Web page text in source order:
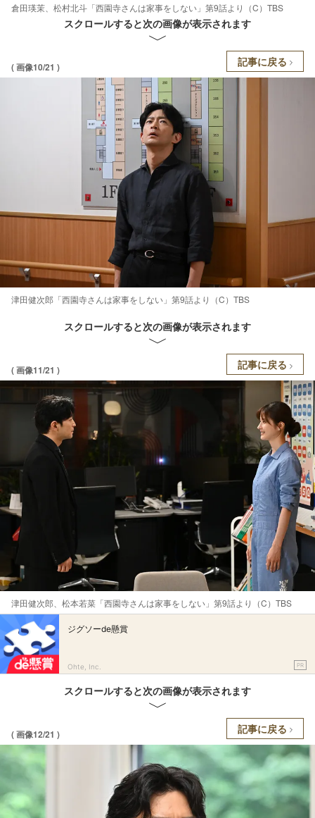
倉田瑛茉、松村北斗「西園寺さんは家事をしない」第9話より（C）TBS
スクロールすると次の画像が表示されます
( 画像10/21 ) 記事に戻る
津田健次郎「西園寺さんは家事をしない」第9話より（C）TBS
スクロールすると次の画像が表示されます
( 画像11/21 ) 記事に戻る
津田健次郎、松本若菜「西園寺さんは家事をしない」第9話より（C）TBS
ジグソーde懸賞
Ohte, Inc. PR
スクロールすると次の画像が表示されます
( 画像12/21 ) 記事に戻る